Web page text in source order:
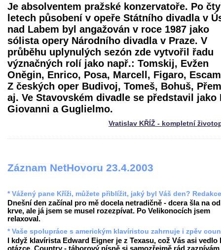
Je absolventem pražské konzervatoře. Po
letech působení v opeře Státního divadla v
nad Labem byl angažován v roce 1987 jako
sólista opery Národního divadla v Praze. V
průběhu uplynulých sezón zde vytvořil řadu
význačných rolí jako např.: Tomskij, Evžen
Oněgin, Enrico, Posa, Marcell, Figaro,
Z českých oper Budivoj, Tomeš, Bohuš,
aj. Ve Stavovském divadle se představil jako
Giovanni a Guglielmo.
Vratislav KŘÍŽ - kompletní
Záznam NetHovoru 23.4.2003
* Vážený pane Kříži, můžete přiblížit, jaký byl Váš den? Redakce
Dnešní den začínal pro mě docela netradičně - dcera šla na
krve, ale já jsem se musel rozezpívat. Po Velikonocích jsem
relaxoval.
* Vaše spolupráce s americkým klavíristou zahrnuje i zpěv
I když klavírista Edward Eigner je z Texasu, což Vás asi vedlo
otázce. Country - táborový písně si samozřejmě rád zazpívám